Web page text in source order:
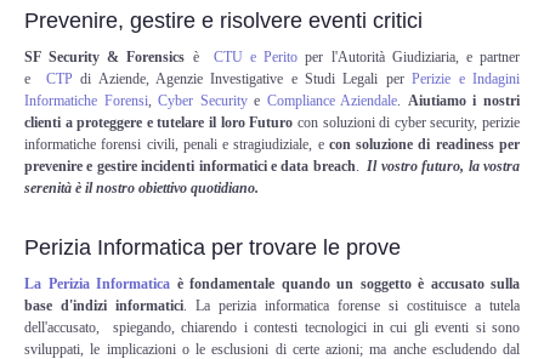
Perizia IoT e IIoT
Perizia Ransomware Malware
Perizia Incidente Stradale
Digital Intelligence OSINT
Prevenire, gestire e risolvere eventi critici
SF Security & Forensics è CTU e Perito per l'Autorità Giudiziaria, e partner
e CTP di Aziende, Agenzie Investigative e Studi Legali perPerizie e Indagini
Informatiche Forensi,Cyber Securitye Compliance Aziendale
Aiutiamo i nostri
clienti a proteggere e tutelare il loro Futuro con soluzioni di cyber security, perizie
informatiche forensi civili, penali e stragiudiziale, econ soluzione di readiness per
prevenire e gestire incidenti informatici e data breach
Il vostro futuro, la vostra
serenità è il nostro obiettivo quotidiano.
Perizia Informatica per trovare le prove
La Perizia Informatica è fondamentale quando un soggetto è accusato sulla
base d'indizi informatici . La perizia informatica forense si costituisce a tutela
dell'accusato, spiegando, chiarendo i contesti tecnologici in cui gli eventi si sono
sviluppati, le implicazioni o le esclusioni di certe azioni; ma anche escludendo dal